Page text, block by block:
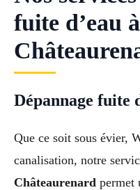
fuite d’eau à
Dépannage fuite
Que ce soit sous évier,
canalisation, notre
Châteaurenard permet